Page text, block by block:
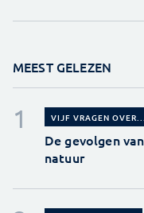
MEEST GELEZEN
VIJF VRAGEN OVER...
De gevolgen
natuur